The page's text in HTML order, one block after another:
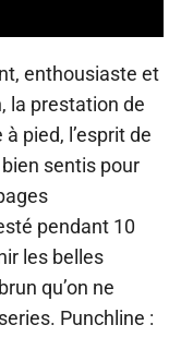
enthousiaste et
la prestation de
pied, l’esprit de
sentis pour
pendant 10
les belles
qu’on ne
Punchline :